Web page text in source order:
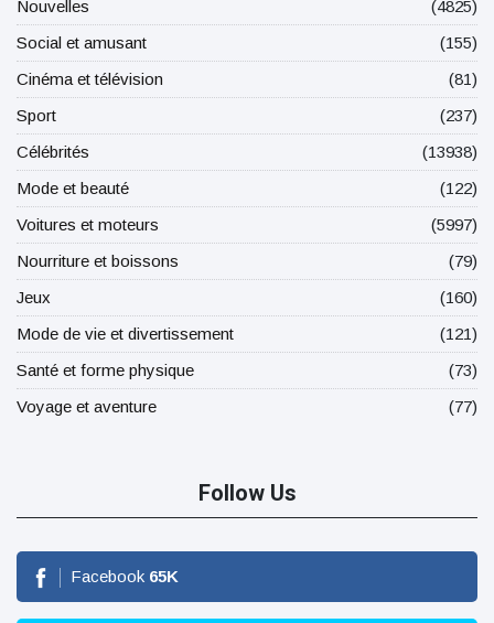
Nouvelles
(4825)
Social et amusant
(155)
Cinéma et télévision
(81)
Sport
(237)
Célébrités
(13938)
Mode et beauté
(122)
Voitures et moteurs
(5997)
Nourriture et boissons
(79)
Jeux
(160)
Mode de vie et divertissement
(121)
Santé et forme physique
(73)
Voyage et aventure
(77)
Follow Us
Facebook 65K